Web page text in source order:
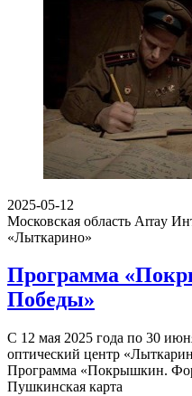
2025-05-12
Московская область Array
«Лыткарино»
Программа
Победы»
С 12 мая 2025 года по 30
оптический центр
Программа «Покрышкин.
Пушкинская карта